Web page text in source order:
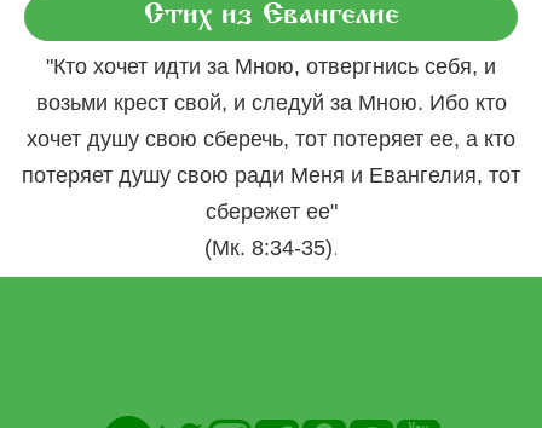
Стих из Евангелие
"Кто хочет идти за Мною, отвергнись себя, и
возьми крест свой, и следуй за Мною. Ибо кто
хочет душу свою сберечь, тот потеряет ее, а кто
потеряет душу свою ради Меня и Евангелия, тот
сбережет ее"
(Мк. 8:34-35).